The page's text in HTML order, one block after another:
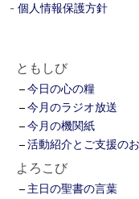
- 個人情報保護方針
ともしび
今日の心の糧
今月のラジオ放送
今月の機関紙
活動紹介とご支援の
よろこび
主日の聖書の言葉